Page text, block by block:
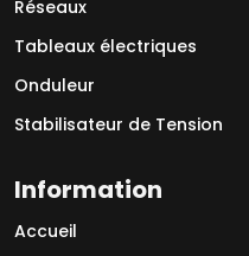
Réseaux
Tableaux électriques
Onduleur
Stabilisateur de Tension
Information
Accueil